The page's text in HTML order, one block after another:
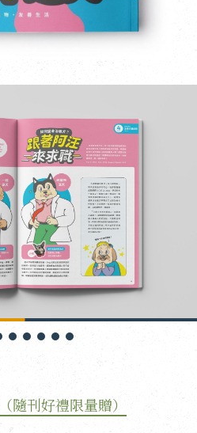
隨刊好禮限量贈）